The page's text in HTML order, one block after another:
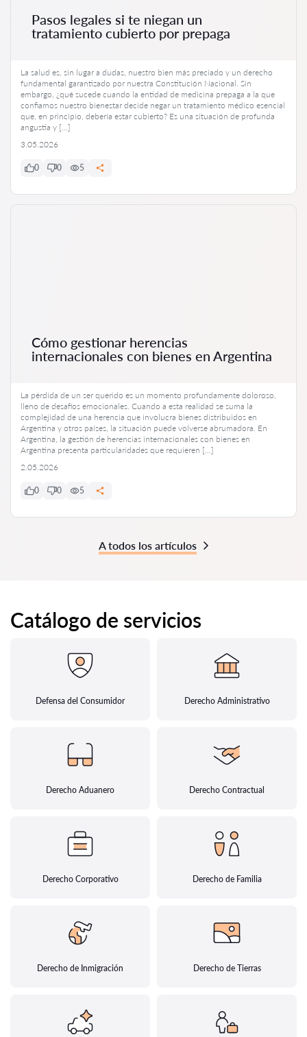
Pasos legales si te niegan un
tratamiento cubierto por prepaga
La salud es, sin lugar a dudas, nuestro bien más preciado y un derecho
fundamental garantizado por nuestra Constitución Nacional. Sin
embargo, ¿qué sucede cuando la entidad de medicina prepaga a la que
confiamos nuestro bienestar decide negar un tratamiento médico esencial
que, en principio, debería estar cubierto? Es una situación de profunda
angustia y […]
3.05.2026
0 0 5
Cómo gestionar herencias
internacionales con bienes en Argentina
La pérdida de un ser querido es un momento profundamente doloroso,
lleno de desafíos emocionales. Cuando a esta realidad se suma la
complejidad de una herencia que involucra bienes distribuidos en
Argentina y otros países, la situación puede volverse abrumadora. En
Argentina, la gestión de herencias internacionales con bienes en
Argentina presenta particularidades que requieren […]
2.05.2026
0 0 5
A todos los artículos
Catálogo de servicios
Defensa del Consumidor Derecho Administrativo
Derecho Aduanero Derecho Contractual
Derecho Corporativo Derecho de Familia
Derecho de Inmigración Derecho de Tierras